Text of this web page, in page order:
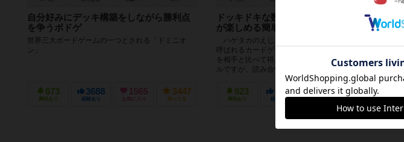
自分好みにデッキ構築をしながら勝利点
を争うボドゲ
世界三大ボードゲームの一つとされる「ドミニオ
ン」
673
興味あり
3688
経験あり
1565
お気に入り
3447
持ってる
ドッキドキな数字比べ！ 熱い駆け引き
が楽しめる簡単カードゲーム！
ハゲタカのえじきは、『数字のじゃんけん』とも
呼ばれるカードゲーム。自分の手札から出した数字
を相手と比べて得点をゲットするだけの簡単なルー
ルですが、読み合いと駆け引きが楽しめ...
923
興味あり
6686
経験あり
1526 5191